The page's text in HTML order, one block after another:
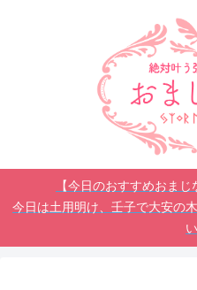
【今日のおすすめおまじ
今日は土用明け、壬子で大安の
い